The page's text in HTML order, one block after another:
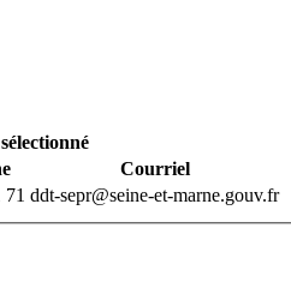
Courriel
71 ddt-sepr@seine-et-marne.gouv.fr